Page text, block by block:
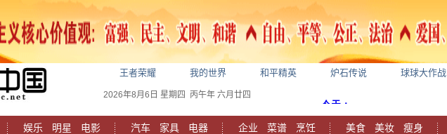
王者荣耀 我的世界 和平精英 炉石传说 球球大作战
2026年8月6日 星期四 丙午年 六月廿四
娱乐 明星
电影
汽车 家具
电器
企业 菜谱
烹饪
美食 美妆
瘦身